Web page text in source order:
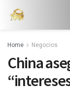
Home Negocios
China